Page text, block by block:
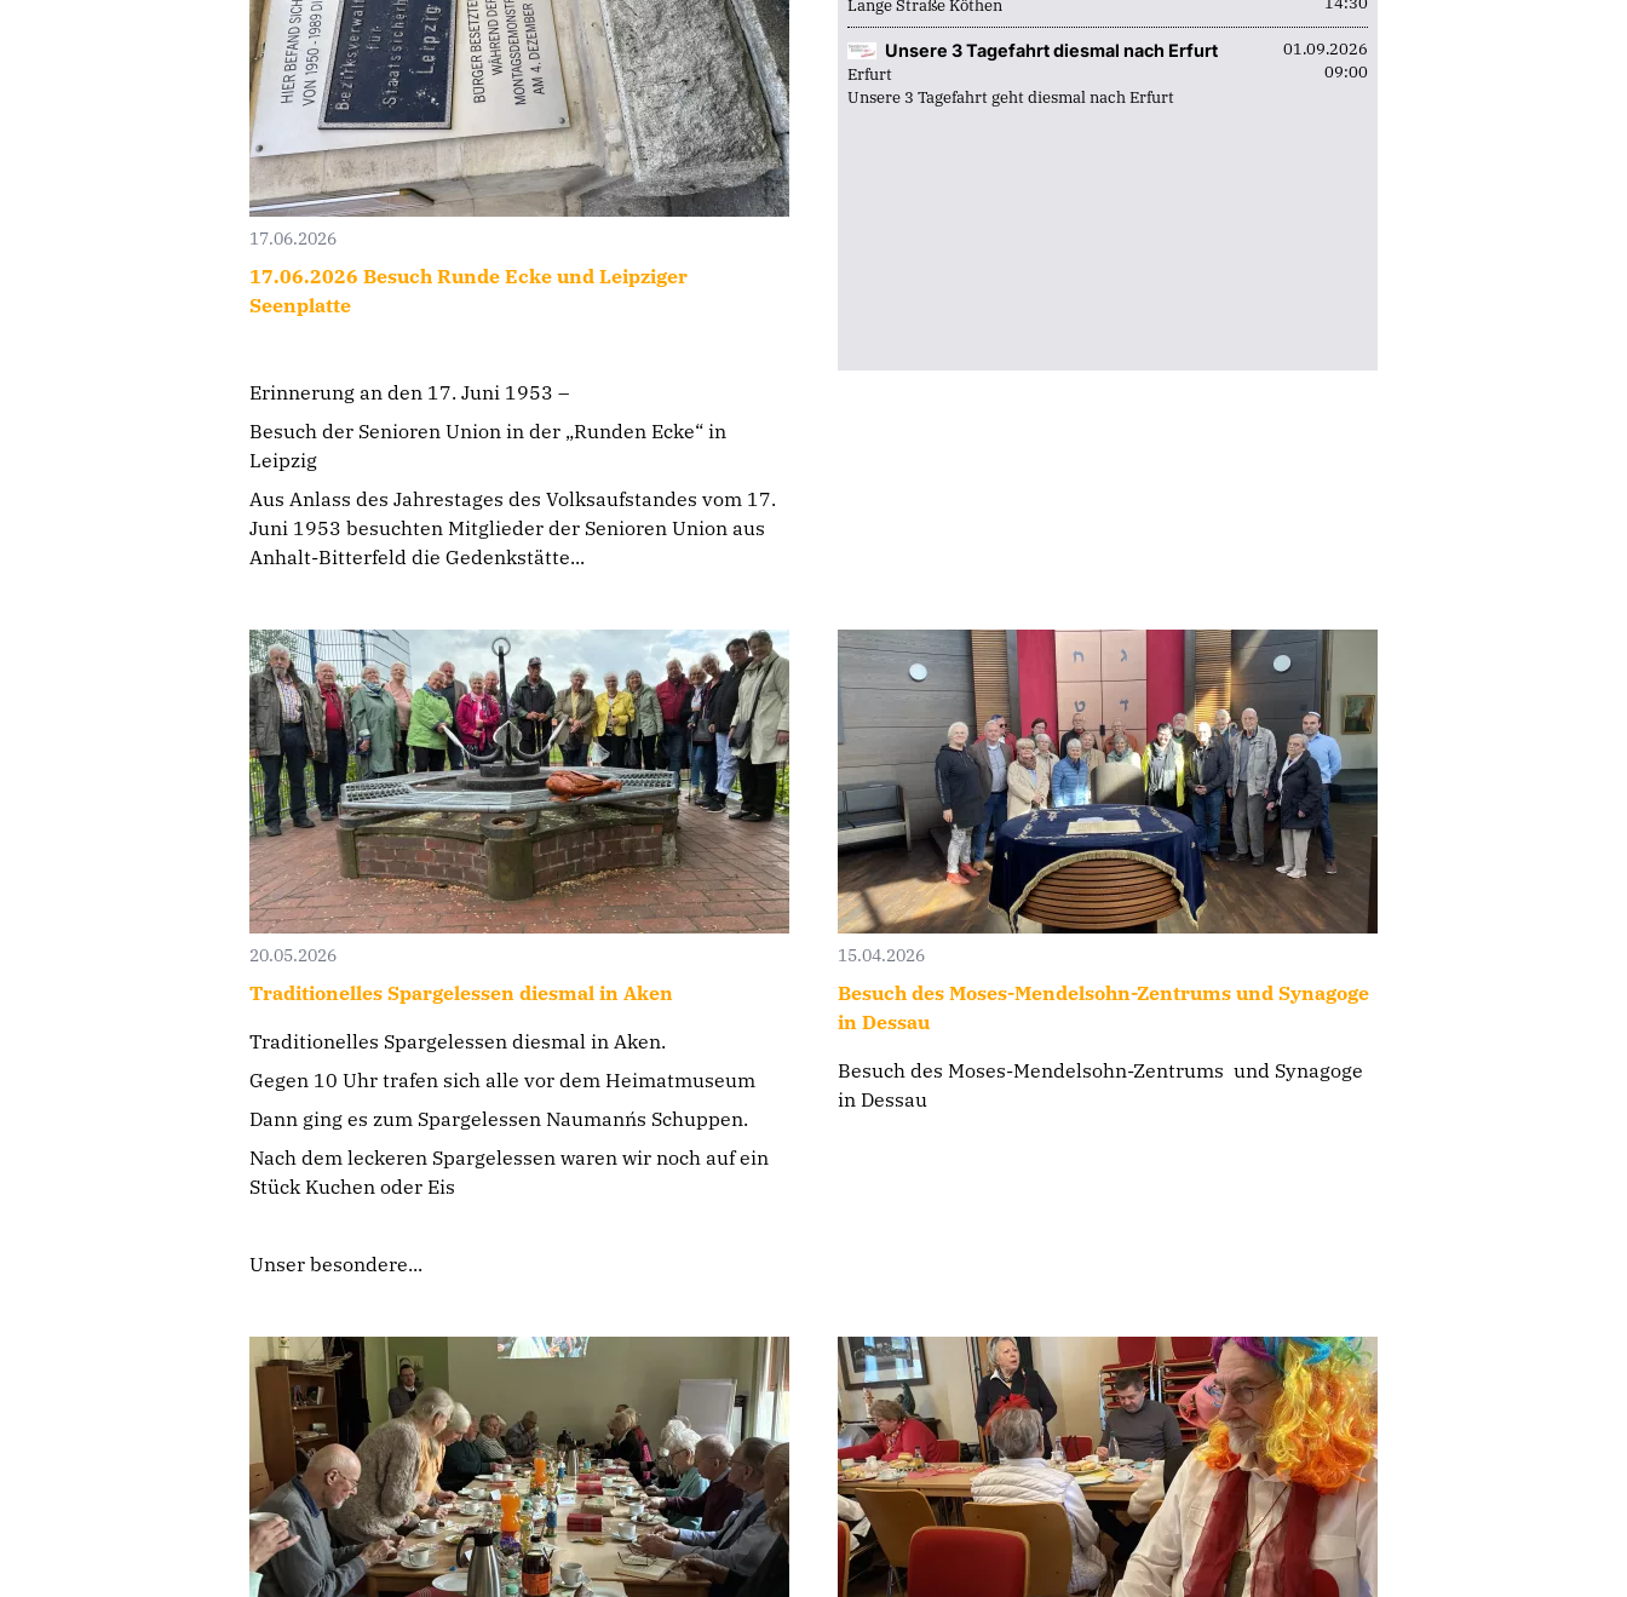
Ortsverband Wolfen-Bobbau
Stadtverband Zörbig
Lange Straße Köthen
01.09.2026
09:00
Unsere 3 Tagefahrt diesmal nach Erfurt
Erfurt
Unsere 3 Tagefahrt geht diesmal nach Erfurt
17.06.2026
17.06.2026 Besuch Runde Ecke und Leipziger
Seenplatte
Erinnerung an den 17. Juni 1953 –
Besuch der Senioren Union in der „Runden Ecke“ in
Leipzig
Aus Anlass des Jahrestages des Volksaufstandes vom 17.
Juni 1953 besuchten Mitglieder der Senioren Union aus
Anhalt-Bitterfeld die Gedenkstätte...
20.05.2026
Traditionelles Spargelessen diesmal in Aken
Traditionelles Spargelessen diesmal in Aken.
Gegen 10 Uhr trafen sich alle vor dem Heimatmuseum
Dann ging es zum Spargelessen Naumann´s Schuppen.
Nach dem leckeren Spargelessen waren wir noch auf ein
Stück Kuchen oder Eis
Unser besondere...
15.04.2026
Besuch des Moses-Mendelsohn-Zentrums und Synagoge
in Dessau
Besuch des Moses-Mendelsohn-Zentrums und Synagoge
in Dessau